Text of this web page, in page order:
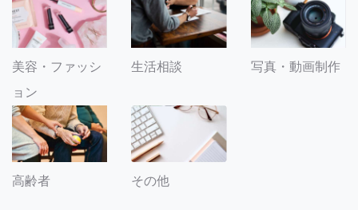
美容・ファッシ
ョン
生活相談 写真・動画制作
高齢者 その他